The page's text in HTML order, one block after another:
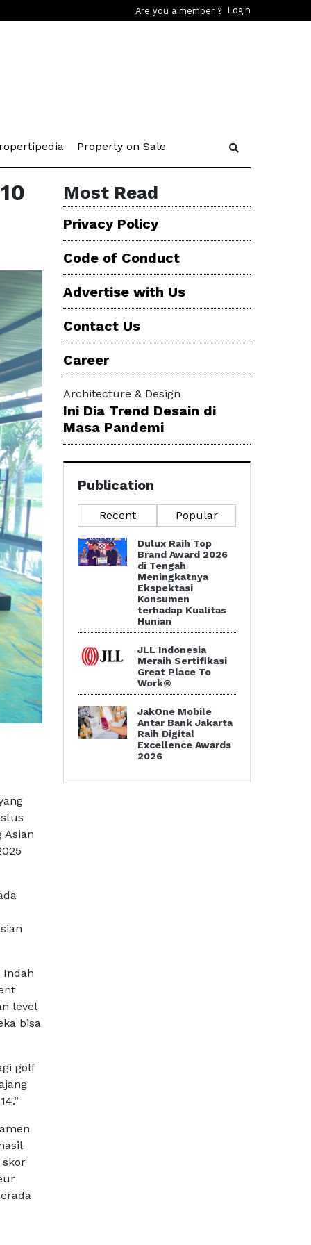
Are you a member ? Login
(current)
Property on Sale
Asian
Indah
level
bisa
golf
skor
Most Read
Privacy Policy
Code of Conduct
Advertise with Us
Contact Us
Career
Architecture & Design
Ini Dia Trend Desain di
Masa Pandemi
Publication
Recent Popular
Dulux Raih Top
Brand Award 2026
di Tengah
Meningkatnya
Ekspektasi
Konsumen
terhadap Kualitas
Hunian
JLL Indonesia
Meraih Sertifikasi
Great Place To
Work®
JakOne Mobile
Antar Bank Jakarta
Raih Digital
Excellence Awards
2026